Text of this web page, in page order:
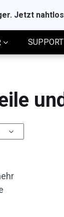
Jetzt
SUPPORT